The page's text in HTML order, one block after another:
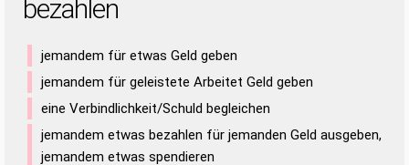
bezahlen
jemandem für etwas Geld geben
jemandem für geleistete Arbeitet Geld geben
eine Verbindlichkeit/Schuld begleichen
jemandem etwas bezahlen für jemanden Geld ausgeben,
jemandem etwas spendieren